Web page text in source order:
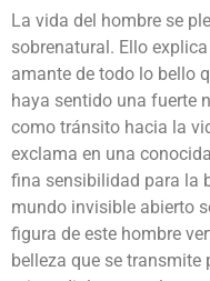
La vida del hombre se
sobrenatural. Ello
amante de todo lo bello
haya sentido una fuerte
como tránsito hacia la
exclama en una
fina sensibilidad para la
mundo invisible abierto
figura de este hombre
belleza que se